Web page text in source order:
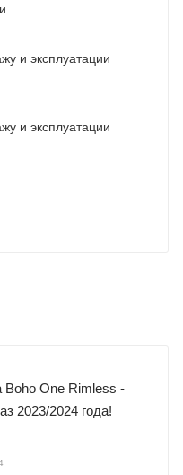
и эксплуатации
и эксплуатации